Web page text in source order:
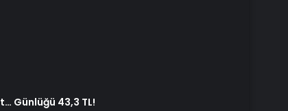
Günlüğü 43,3 TL!